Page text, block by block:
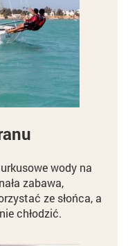
wody na
zabawa,
ze słońca, a
chłodzić.